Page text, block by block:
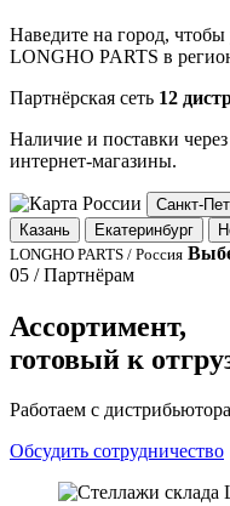
Наведите на город,
LONGHO PARTS в
Партнёрская сеть 12
Наличие и поставки
интернет-магазины.
Санкт-
Казань
Екатеринбург
LONGHO PARTS / Россия
05 / Партнёрам
Ассортимент,
готовый к
Работаем с
Обсудить сотрудничество